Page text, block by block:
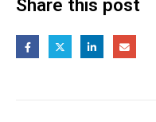
Share this post